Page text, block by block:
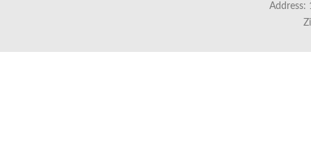
Address: